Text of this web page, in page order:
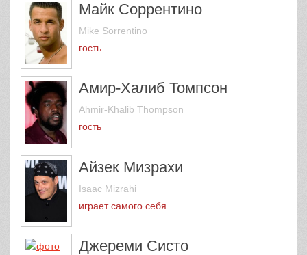
Майк Соррентино
Mike Sorrentino
гость
Амир-Халиб Томпсон
Ahmir-Khalib Thompson
гость
Айзек Мизрахи
Isaac Mizrahi
играет самого себя
Джереми Систо